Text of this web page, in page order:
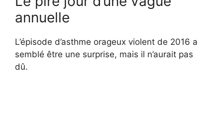
annuelle
L’épisode d’asthme orageux violent de 2016 a
semblé être une surprise, mais il n’aurait pas
dû.